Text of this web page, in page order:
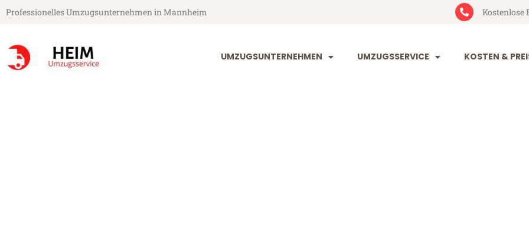
Professionelles Umzugsunternehmen in Mannheim Kostenlose
UMZUGSUNTERNEHMEN UMZUGSSERVICE KOSTEN &